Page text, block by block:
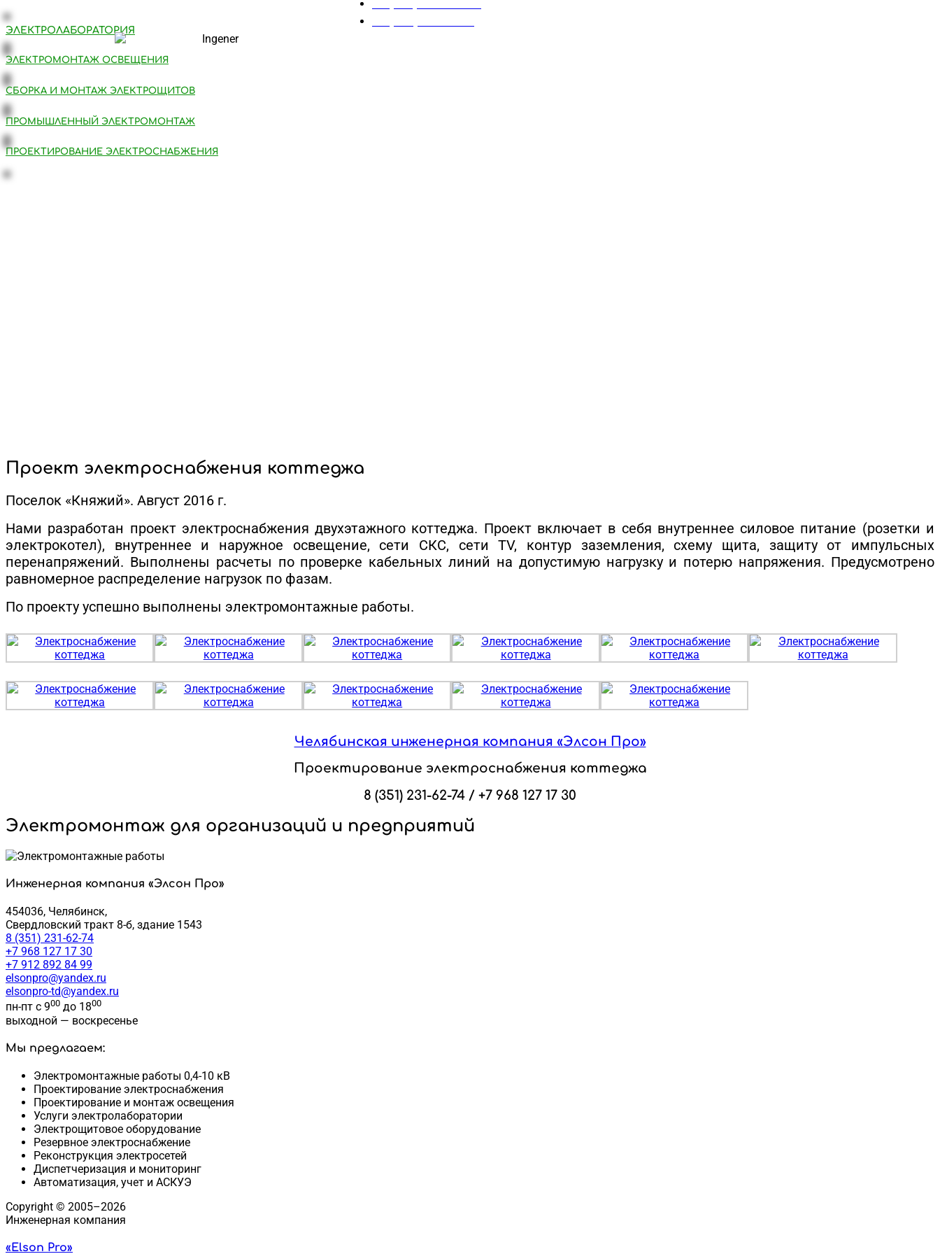
ЭЛЕКТРОЛАБОРАТОРИЯ
ЭЛЕКТРОМОНТАЖ ОСВЕЩЕНИЯ
СБОРКА И МОНТАЖ ЭЛЕКТРОЩИТОВ
ПРОМЫШЛЕННЫЙ ЭЛЕКТРОМОНТАЖ
ПРОЕКТИРОВАНИЕ ЭЛЕКТРОСНАБЖЕНИЯ
Проект электроснабжения коттеджа
Поселок «Княжий». Август 2016 г.
Нами разработан проект электроснабжения двухэтажного коттеджа. Проект включает в себя внутреннее силовое питание (розетки и
электрокотел), внутреннее и наружное освещение, сети СКС, сети TV, контур заземления, схему щита, защиту от импульсных
перенапряжений. Выполнены расчеты по проверке кабельных линий на допустимую нагрузку и потерю напряжения. Предусмотрено
равномерное распределение нагрузок по фазам.
По проекту успешно выполнены электромонтажные работы.
Челябинская инженерная компания «Элсон Про»
Проектирование электроснабжения коттеджа
8 (351) 231-62-74 / +7 968 127 17 30
Электромонтаж для организаций и предприятий
Инженерная компания «Элсон Про»
454036, Челябинск,
Свердловский тракт 8-б, здание 1543
8 (351) 231-62-74
+7 968 127 17 30
+7 912 892 84 99
elsonpro@yandex.ru
elsonpro-td@yandex.ru
пн-пт с 900 до 1800
выходной — воскресенье
Мы предлагаем:
Электромонтажные работы 0,4-10 кВ
Проектирование электроснабжения
Проектирование и монтаж освещения
Услуги электролаборатории
Электрощитовое оборудование
Резервное электроснабжение
Реконструкция электросетей
Диспетчеризация и мониторинг
Автоматизация, учет и АСКУЭ
Copyright © 2005–2026
Инженерная компания
«Elson Pro»